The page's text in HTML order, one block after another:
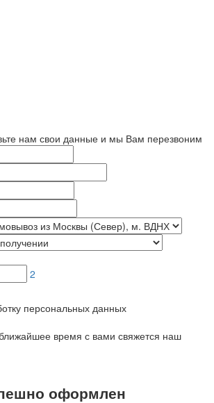
нам свои данные и мы Вам перезвоним
2
персональных данных
время с вами свяжется наш
оформлен